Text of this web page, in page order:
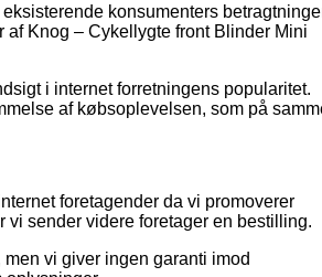
konsumenters
Knog – Cykellygte front Blinder Mini
i internet forretningens popularitet.
af købsoplevelsen, som på
foretagender da vi promoverer
vi sender videre foretager en bestilling.
vi giver ingen garanti imod